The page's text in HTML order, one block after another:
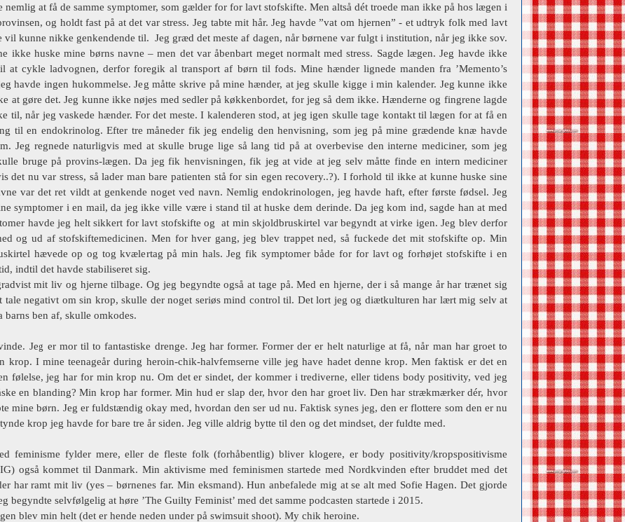
nemlig at få de samme symptomer, som gælder for for lavt stofskifte. Men altså dét troede man ikke på hos lægen i
og holdt fast på at det var stress. Jeg tabte mit hår. Jeg havde ”vat om hjernen” - et udtryk folk med lavt
vil kunne nikke genkendende til. Jeg græd det meste af dagen, når børnene var fulgt i institution, når jeg ikke sov.
ikke huske mine børns navne – men det var åbenbart meget normalt med stress. Sagde lægen. Jeg havde ikke
at cykle ladvognen, derfor foregik al transport af børn til fods. Mine hænder lignede manden fra ’Memento’s
havde ingen hukommelse. Jeg måtte skrive på mine hænder, at jeg skulle kigge i min kalender. Jeg kunne ikke
at gøre det. Jeg kunne ikke nøjes med sedler på køkkenbordet, for jeg så dem ikke. Hænderne og fingrene lagde
til, når jeg vaskede hænder. For det meste. I kalenderen stod, at jeg igen skulle tage kontakt til lægen for at få en
til en endokrinolog. Efter tre måneder fik jeg endelig den henvisning, som jeg på mine grædende knæ havde
Jeg regnedenaturligvismed at skulle bruge lige så lang tid på at overbevise den interne mediciner, som jeg
bruge på provins-lægen. Da jeg fik henvisningen, fik jeg at vide at jeg selv måtte finde en intern mediciner
det nu var stress, så lader man bare patienten stå for sin egen recovery..?). I forhold til ikke at kunne huske sine
var det ret vildt at genkende noget ved navn. Nemlig endokrinologen, jeg havde haft, efter første fødsel. Jeg
symptomer i en mail, da jeg ikke ville være i stand til at huske dem derinde. Da jeg kom ind, sagde han at med
havde jeg helt sikkert for lavt stofskifte og at min skjoldbruskirtel var begyndt at virke igen. Jeg blev derfor
og ud af stofskiftemedicinen. Men for hver gang, jeg blev trappet ned, så fuckede det mit stofskifte op. Min
hævede op og tog kvælertag på min hals. Jeg fik symptomer både for for lavt og forhøjet stofskifte i en
indtil det havde stabiliseret sig.
mit liv og hjerne tilbage. Og jeg begyndte også at tage på. Med en hjerne, der i så mange år har trænet sig
tale negativt om sin krop, skulle der noget seriøs mind control til. Det lort jeg og diætkulturen har lært mig selv at
barns ben af, skulle omkodes.
Jeg er mor til to fantastiske drenge. Jeg har former. Former der er helt naturlige at få, når man har groet to
krop. I mine teenageår during heroin-chik-halvfemserne ville jeg have hadet denne krop. Men faktisk er det en
følelse, jeg har for min krop nu. Om det er sindet, der kommer i trediverne, eller tidens body positivity, ved jeg
en blanding? Min krop har former. Min hud er slap der, hvor den har groet liv. Den har strækmærker dér, hvor
mine børn. Jeg er fuldstændig okay med, hvordan den ser ud nu. Faktisk synes jeg, den er flottere som den er nu
krop jeg havde for bare tre år siden. Jeg ville aldrig bytte til den og det mindset, der fuldte med.
feminisme fylder mere, eller de fleste folk (forhåbentlig) bliver klogere, er body positivity/kropspositivisme
også kommet til Danmark. Min aktivisme med feminismen startede med Nordkvinden efter bruddet med det
har ramt mit liv (yes – børnenes far. Min eksmand). Hun anbefalede mig at se alt med Sofie Hagen. Det gjorde
begyndte selvfølgelig at høre ’The Guilty Feminist’ med det samme podcasten startede i 2015.
blev min helt (det er hende neden under på swimsuit shoot). My chik heroine.